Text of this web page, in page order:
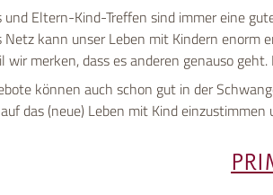
und Eltern-Kind-Treffen sind immer eine
Netz kann unser Leben mit Kindern
wir merken, dass es anderen genauso
können auch schon gut in der
das (neue) Leben mit Kind einzustimmen